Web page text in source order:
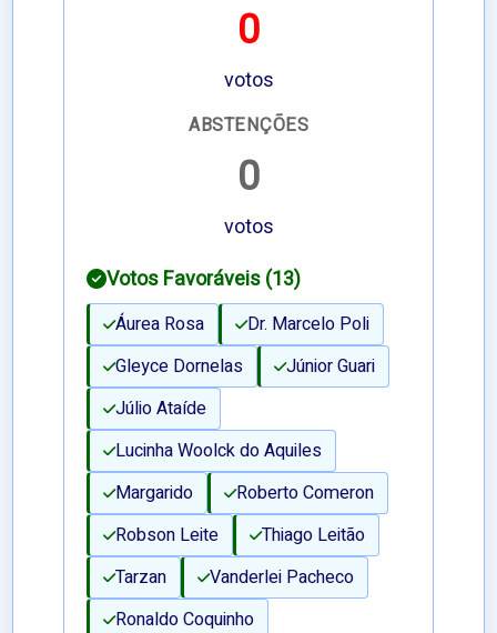
0
votos
ABSTENÇÕES
0
votos
Votos Favoráveis (13)
Áurea Rosa
Dr. Marcelo Poli
Gleyce Dornelas
Júnior Guari
Júlio Ataíde
Lucinha Woolck do Aquiles
Margarido
Roberto Comeron
Robson Leite
Thiago Leitão
Tarzan
Vanderlei Pacheco
Ronaldo Coquinho